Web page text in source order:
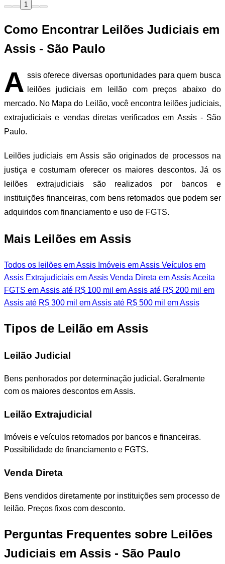
1
Como Encontrar Leilões Judiciais em
Assis - São Paulo
A ssis oferece diversas oportunidades para quem busca
leilões judiciais em leilão com preços abaixo do
mercado. No Mapa do Leilão, você encontra leilões judiciais,
extrajudiciais e vendas diretas verificados em Assis - São
Paulo.
Leilões judiciais em Assis são originados de processos na
justiça e costumam oferecer os maiores descontos. Já os
leilões extrajudiciais são realizados por bancos e
instituições financeiras, com bens retomados que podem ser
adquiridos com financiamento e uso de FGTS.
Mais Leilões em Assis
Todos os leilões em Assis Imóveis em Assis Veículos em
Assis Extrajudiciais em Assis Venda Direta em AssisAceita
FGTS em Assis até R$ 100 mil em Assis até R$ 200 mil em
Assis até R$ 300 mil em Assis até R$ 500 mil em Assis
Tipos de Leilão em Assis
Leilão Judicial
Bens penhorados por determinação judicial. Geralmente
com os maiores descontos em Assis.
Leilão Extrajudicial
Imóveis e veículos retomados por bancos e financeiras.
Possibilidade de financiamento e FGTS.
Venda Direta
Bens vendidos diretamente por instituições sem processo de
leilão. Preços fixos com desconto.
Perguntas Frequentes sobre Leilões
Judiciais em Assis - São Paulo